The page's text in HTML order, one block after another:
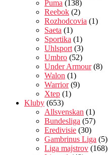
Puma (138)
Reebok (2)
Rozhodcovia (1)
Saeta (1)
Sportika (1)
Uhlsport (3)
Umbro (52)
Under Armour(8)
Walon (1)
Warrior(9)
Xtep (1)
Kluby (653)
Allsvenskan (1)
Bundesliga (57)
Eredivisie (30)
Gambrinus Liga (5)
Liga majstrov (168)